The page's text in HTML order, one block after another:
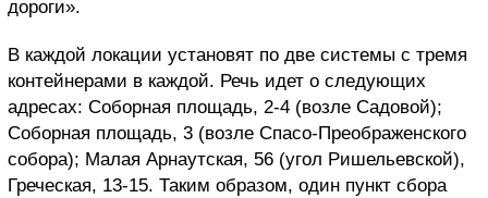
дороги».
В каждой локации установят по две системы с тремя
контейнерами в каждой. Речь идет о следующих
адресах: Соборная площадь, 2-4 (возле Садовой);
Соборная площадь, 3 (возле Спасо-Преображенского
собора); Малая Арнаутская, 56 (угол Ришельевской),
Греческая, 13-15. Таким образом, один пункт сбора